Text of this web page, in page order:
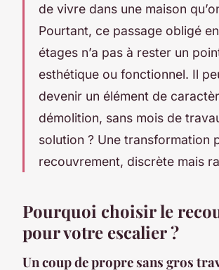
de vivre dans une maison
Pourtant, ce passage obligé
étages n’a pas à rester un
esthétique ou fonctionnel. Il
devenir un élément de
démolition, sans mois de
solution ? Une transformation
recouvrement, discrète mais
Pourquoi choisir le
pour votre escalier ?
Un coup de propre sans gros